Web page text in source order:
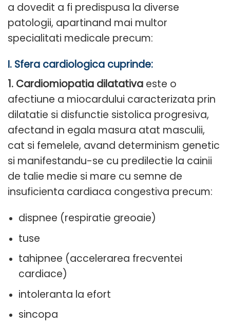
a dovedit a fi predispusa la diverse
patologii, apartinand mai multor
specialitati medicale precum:
I. Sfera cardiologica cuprinde:
1. Cardiomiopatia dilatativa este o
afectiune a miocardului caracterizata prin
dilatatie si disfunctie sistolica progresiva,
afectand in egala masura atat masculii,
cat si femelele, avand determinism genetic
si manifestandu-se cu predilectie la cainii
de talie medie si mare cu semne de
insuficienta cardiaca congestiva precum:
dispnee (respiratie greoaie)
tuse
tahipnee (accelerarea frecventei
cardiace)
intoleranta la efort
sincopa